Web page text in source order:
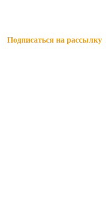
Подписаться на рассылку